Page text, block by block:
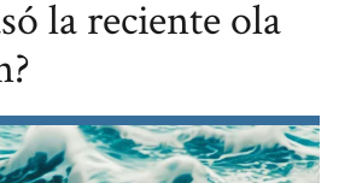
la reciente ola